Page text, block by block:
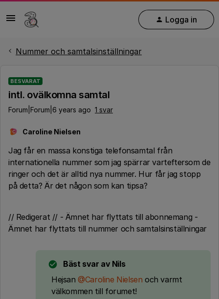
Logga in
Nummer och samtalsinställningar
BESVARAT
intl. ovälkomna samtal
Forum|Forum|6 years ago 1 svar
C Caroline Nielsen
Jag får en massa konstiga telefonsamtal från
internationella nummer som jag spärrar varteftersom de
ringer och det är alltid nya nummer. Hur får jag stopp
på detta? Är det någon som kan tipsa?
// Redigerat // - Ämnet har flyttats till abonnemang -
Ämnet har flyttats till nummer och samtalsinställningar
Bäst svar av Nils
Hejsan@Caroline Nielsen och varmt
välkommen till forumet!